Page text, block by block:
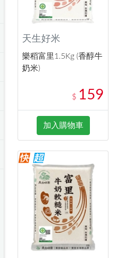
天生好米
樂稻富里1.5Kg (香醇牛
奶米)
$ 159
加入購物車